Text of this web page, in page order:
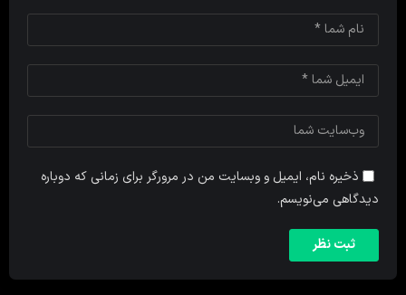
ذخیره نام، ایمیل و وبسایت من در مرورگر برای زمانی که دوباره
دیدگاهی می‌نویسم.